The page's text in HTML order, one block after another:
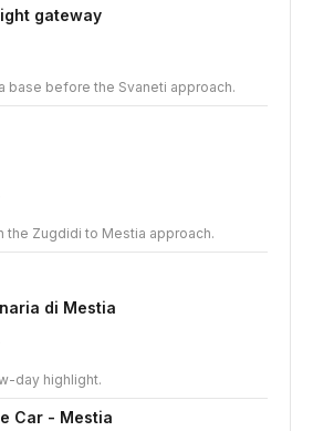
gateway
base before the Svaneti approach.
the Zugdidi to Mestia approach.
di Mestia
day highlight.
Car - Mestia